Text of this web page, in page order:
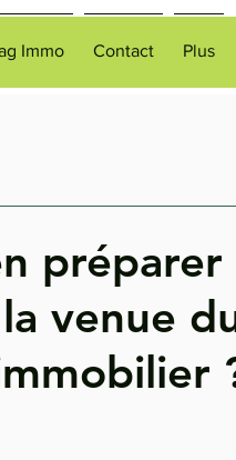
Immo Contact Plus
préparer
venue